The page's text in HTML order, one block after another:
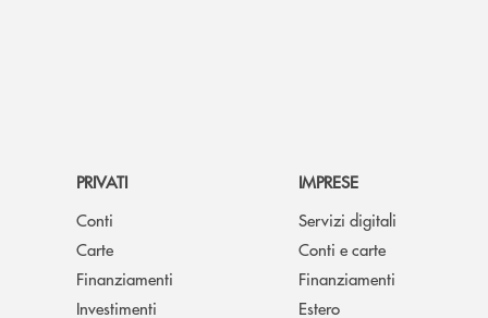
PRIVATI
Conti
Carte
Finanziamenti
Investimenti
IMPRESE
Servizi digitali
Conti e carte
Finanziamenti
Estero